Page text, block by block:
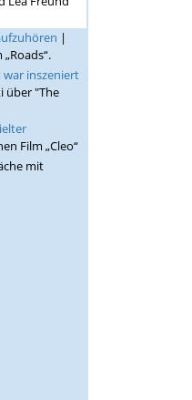
|
war inszeniert
über "The
Film „Cleo“
mit